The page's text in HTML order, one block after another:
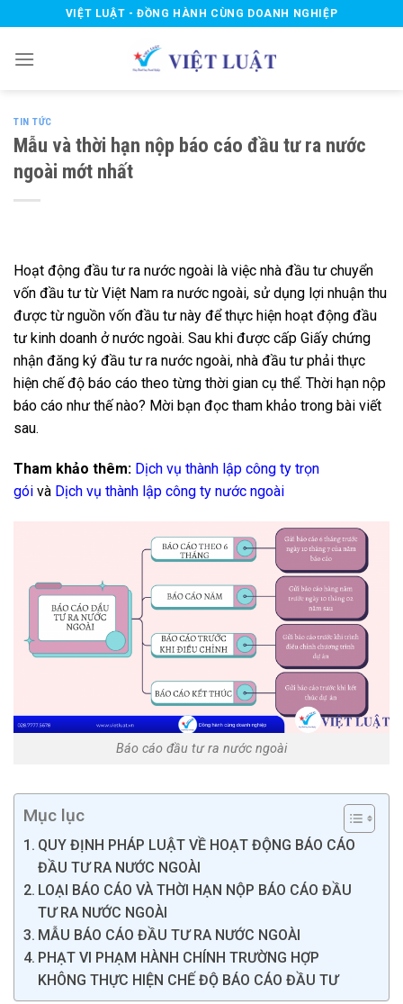
to
content
VIỆT LUẬT - ĐỒNG HÀNH CÙNG DOANH NGHIỆP
TIN TỨC
Mẫu và thời hạn nộp báo cáo đầu tư ra nước
ngoài mớt nhất
Hoạt động đầu tư ra nước ngoài là việc nhà đầu tư chuyển
vốn đầu tư từ Việt Nam ra nước ngoài, sử dụng lợi nhuận thu
được từ nguồn vốn đầu tư này để thực hiện hoạt động đầu
tư kinh doanh ở nước ngoài. Sau khi được cấp Giấy chứng
nhận đăng ký đầu tư ra nước ngoài, nhà đầu tư phải thực
hiện chế độ báo cáo theo từng thời gian cụ thể. Thời hạn nộp
báo cáo như thế nào? Mời bạn đọc tham khảo trong bài viết
sau.
Tham khảo thêm: Dịch vụ thành lập công ty trọn
gói và Dịch vụ thành lập công ty nước ngoài
Báo cáo đầu tư ra nước ngoài
Mục lục
QUY ĐỊNH PHÁP LUẬT VỀ HOẠT ĐỘNG BÁO CÁO
ĐẦU TƯ RA NƯỚC NGOÀI
LOẠI BÁO CÁO VÀ THỜI HẠN NỘP BÁO CÁO ĐẦU
TƯ RA NƯỚC NGOÀI
MẪU BÁO CÁO ĐẦU TƯ RA NƯỚC NGOÀI
PHẠT VI PHẠM HÀNH CHÍNH TRƯỜNG HỢP
KHÔNG THỰC HIỆN CHẾ ĐỘ BÁO CÁO ĐẦU TƯ